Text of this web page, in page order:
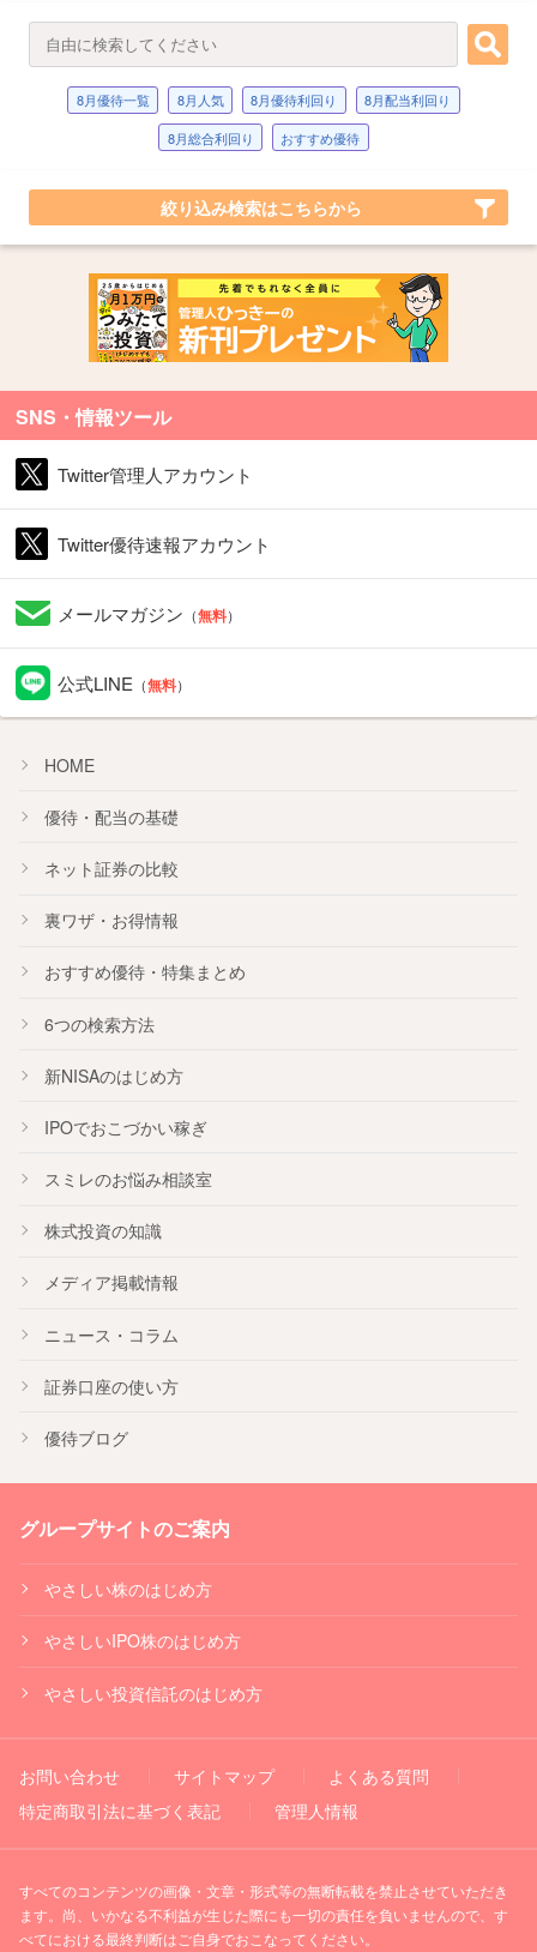
8月優待一覧 8月人気 8月優待利回り
8月配当利回り
8月総合利回り
おすすめ優待
絞り込み検索はこちらから
SNS・情報ツール
Twitter管理人アカウント
Twitter優待速報アカウント
メールマガジン （無料）
公式LINE （無料）
HOME
優待・配当の基礎
ネット証券の比較
裏ワザ・お得情報
おすすめ優待・ 特集まとめ
6つの検索方法
新NISAのはじめ方
IPOでおこづかい稼ぎ
スミレのお悩み相談室
株式投資の知識
メディア掲載情報
ニュース・コラム
証券口座の使い方
優待ブログ
グループサイトのご案内
やさしい株のはじめ方
やさしいIPO株のはじめ方
やさしい投資信託のはじめ方
お問い合わせ サイトマップ
よくある質問
特定商取引法に基づく表記
管理人情報
すべてのコンテンツの画像・文章・形式等の無断転載を禁止させていただき
ます。尚、いかなる不利益が生じた際にも一切の責任を負いませんので、す
べてにおける最終判断はご自身でおこなってください。